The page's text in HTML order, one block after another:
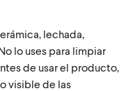
lechada,
lo uses para limpiar
de usar el producto,
visible de las